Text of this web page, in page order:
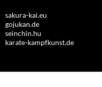
sakura-kai.eu
gojukan.de
seinchin.hu
karate-kampfkunst.de